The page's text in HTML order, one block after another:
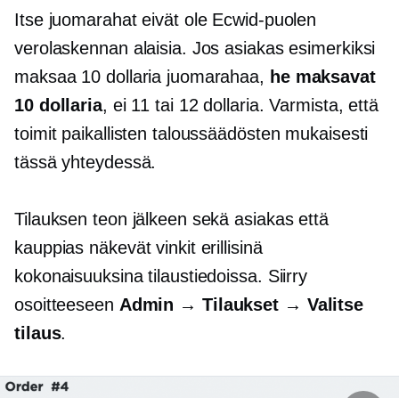
Itse juomarahat eivät ole Ecwid-puolen
verolaskennan alaisia. Jos asiakas esimerkiksi
maksaa 10 dollaria juomarahaa, he maksavat
10 dollaria, ei 11 tai 12 dollaria. Varmista, että
toimit paikallisten taloussäädösten mukaisesti
tässä yhteydessä.
Tilauksen teon jälkeen sekä asiakas että
kauppias näkevät vinkit erillisinä
kokonaisuuksina tilaustiedoissa. Siirry
osoitteeseen Admin → Tilaukset → Valitse
tilaus.